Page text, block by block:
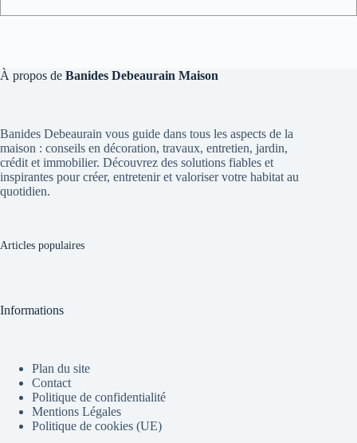
À propos de Banides Debeaurain Maison
Banides Debeaurain vous guide dans tous les aspects de la
maison : conseils en décoration, travaux, entretien, jardin,
crédit et immobilier. Découvrez des solutions fiables et
inspirantes pour créer, entretenir et valoriser votre habitat au
quotidien.
Articles populaires
Informations
Plan du site
Contact
Politique de confidentialité
Mentions Légales
Politique de cookies (UE)